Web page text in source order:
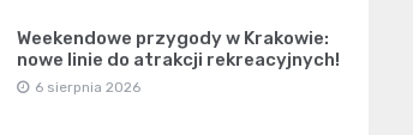
Weekendowe przygody w Krakowie:
nowe linie do atrakcji rekreacyjnych!
6 sierpnia 2026